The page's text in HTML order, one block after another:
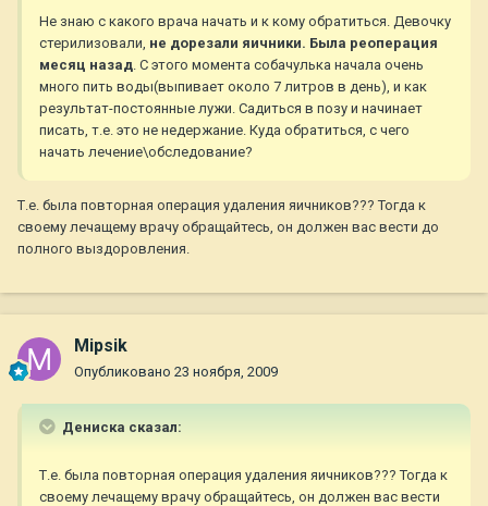
Не знаю с какого врача начать и к кому обратиться. Девочку
стерилизовали, не дорезали яичники. Была реоперация
месяц назад. С этого момента собачулька начала очень
много пить воды(выпивает около 7 литров в день), и как
результат-постоянные лужи. Садиться в позу и начинает
писать, т.е. это не недержание. Куда обратиться, с чего
начать лечение\обследование?
Т.е. была повторная операция удаления яичников??? Тогда к
своему лечащему врачу обращайтесь, он должен вас вести до
полного выздоровления.
Mipsik
Опубликовано 23 ноября, 2009
Дениска сказал:
Т.е. была повторная операция удаления яичников??? Тогда к
своему лечащему врачу обращайтесь, он должен вас вести